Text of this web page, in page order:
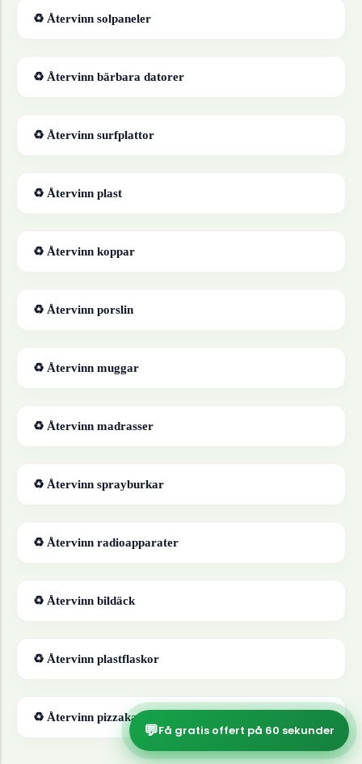
♻ Återvinn solpaneler
♻ Återvinn bärbara datorer
♻ Återvinn surfplattor
♻ Återvinn plast
♻ Återvinn koppar
♻ Återvinn porslin
♻ Återvinn muggar
♻ Återvinn madrasser
♻ Återvinn sprayburkar
♻ Återvinn radioapparater
♻ Återvinn bildäck
♻ Återvinn plastflaskor
♻ Återvinn pizzakartonger
💬Få gratis offert på 60 sekunder